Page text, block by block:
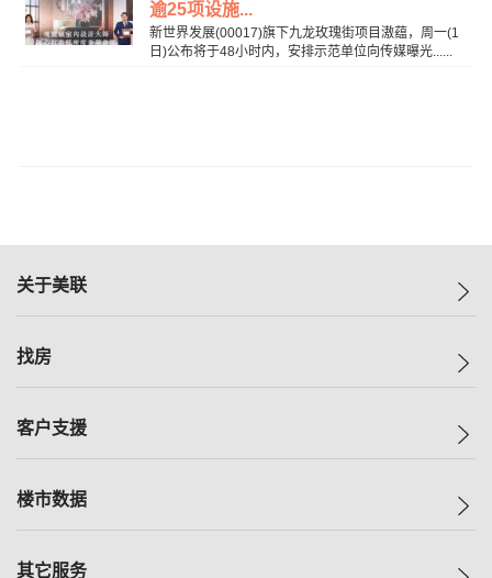
逾25项设施...
新世界发展(00017)旗下九龙玫瑰街项目滶蕴，周一(1
日)公布将于48小时内，安排示范单位向传媒曝光......
关于美联
美联集团
人才招募
找房
一手新房
减价
美联豪宅
客户支援
自助放盘
楼市数据
指数
其它服务